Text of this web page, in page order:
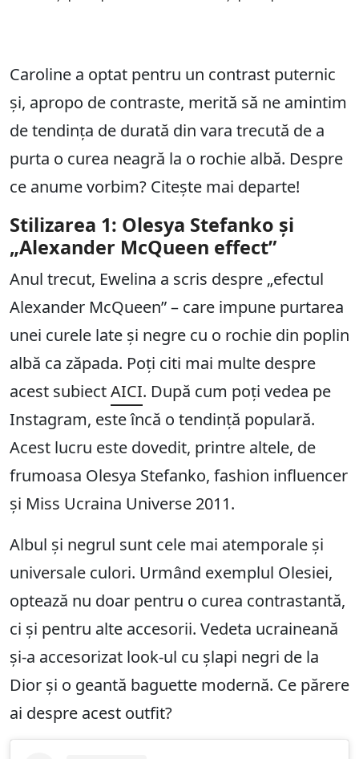
Caroline a optat pentru un contrast puternic
și, apropo de contraste, merită să ne amintim
de tendința de durată din vara trecută de a
purta o curea neagră la o rochie albă. Despre
ce anume vorbim? Citește mai departe!
Stilizarea 1: Olesya Stefanko și
„Alexander McQueen effect”
Anul trecut, Ewelina a scris despre „efectul
Alexander McQueen” – care impune purtarea
unei curele late și negre cu o rochie din poplin
albă ca zăpada. Poți citi mai multe despre
acest subiectAICI. După cum poți vedea pe
Instagram, este încă o tendință populară.
Acest lucru este dovedit, printre altele, de
frumoasa Olesya Stefanko, fashion influencer
și Miss Ucraina Universe 2011.
Albul și negrul sunt cele mai atemporale și
universale culori. Urmând exemplul Olesiei,
optează nu doar pentru o curea contrastantă,
ci și pentru alte accesorii. Vedeta ucraineană
și-a accesorizat look-ul cu șlapi negri de la
Dior și o geantă baguette modernă. Ce părere
ai despre acest outfit?